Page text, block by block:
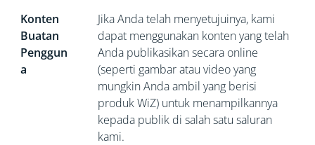
Konten
Buatan
Penggun
a
Jika Anda telah menyetujuinya, kami
dapat menggunakan konten yang telah
Anda publikasikan secara online
(seperti gambar atau video yang
mungkin Anda ambil yang berisi
produk WiZ) untuk menampilkannya
kepada publik di salah satu saluran
kami.